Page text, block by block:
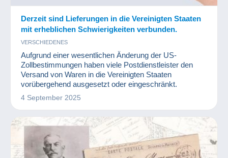
Derzeit sind Lieferungen in die Vereinigten Staaten
mit erheblichen Schwierigkeiten verbunden.
VERSCHIEDENES
Aufgrund einer wesentlichen Änderung der US-
Zollbestimmungen haben viele Postdienstleister den
Versand von Waren in die Vereinigten Staaten
vorübergehend ausgesetzt oder eingeschränkt.
4 September 2025